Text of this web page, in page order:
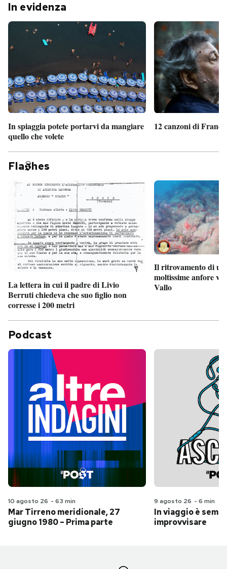
In evidenza
In spiaggia potete portarvi da mangiare
quello che volete
12 canzoni di
Fla hes
La lettera in cui il padre di Livio
Berruti chiedeva che suo figlio non
corresse i 200 metri
Il ritrovamento di
moltissime anfore
Vallo
Podcast
10 agosto 26 - 63 min
Mar Tirreno meridionale, 27
giugno 1980 – Prima parte
9 agosto 26 - 6 min
In viaggio è
improvvisare